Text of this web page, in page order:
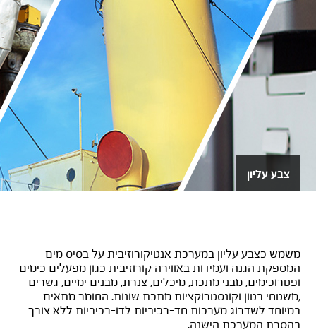
צבע עליון
משמש כצבע עליון במערכת אנטיקורוזיבית על בסיס מים
המספקת הגנה ועמידות באווירה קורוזיבית כגון מפעלים כימים
ופטרוכימים, מבני מתכת, מיכלים, צנרת, מבנים ימיים, גשרים
,משטחי בטון וקונסטרוקציות מתכת שונות. החומר מתאים
במיוחד לשדרוג מערכות חד-רכיביות לדו-רכיביות ללא צורך
בהסרת המערכת הישנה.